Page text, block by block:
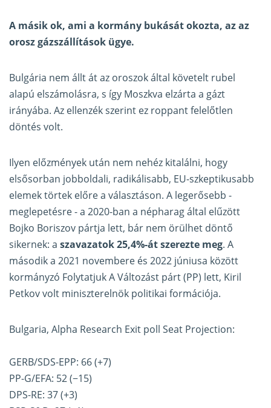
A másik ok, ami a kormány bukását okozta, az az
orosz gázszállítások ügye.
Bulgária nem állt át az oroszok által követelt rubel
alapú elszámolásra, s így Moszkva elzárta a gázt
irányába. Az ellenzék szerint ez roppant felelőtlen
döntés volt.
Ilyen előzmények után nem nehéz kitalálni, hogy
elsősorban jobboldali, radikálisabb, EU-szkeptikusabb
elemek törtek előre a választáson. A legerősebb -
meglepetésre - a 2020-ban a népharag által elűzött
Bojko Boriszov pártja lett, bár nem örülhet döntő
sikernek: a szavazatok 25,4%-át szerezte meg. A
második a 2021 novembere és 2022 júniusa között
kormányzó Folytatjuk A Változást párt (PP) lett, Kiril
Petkov volt miniszterelnök politikai formációja.
Bulgaria, Alpha Research Exit poll Seat Projection:
GERB/SDS-EPP: 66 (+7)
PP-G/EFA: 52 (−15)
DPS-RE: 37 (+3)